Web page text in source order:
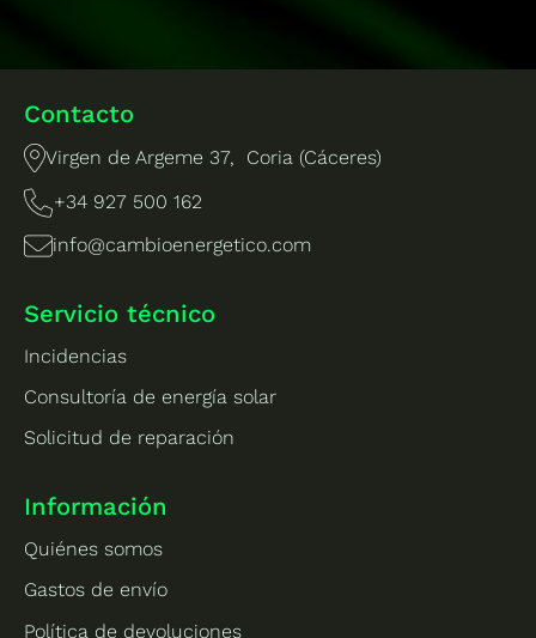
Contacto
Virgen de Argeme 37, Coria (Cáceres)
+34 927 500 162
info@cambioenergetico.com
Servicio técnico
Incidencias
Consultoría de energía solar
Solicitud de reparación
Información
Quiénes somos
Gastos de envío
Política de devoluciones